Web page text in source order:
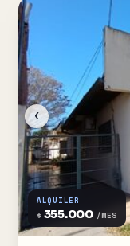
‹
ALQUILER
$ 355.000 /MES